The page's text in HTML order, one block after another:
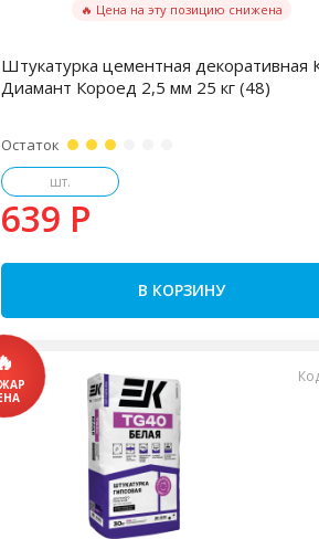
🔥 Цена на эту позицию снижена
Штукатурка цементная декоративная
Диамант Короед 2,5 мм 25 кг (48)
Остаток
шт.
639 P
В КОРЗИНУ